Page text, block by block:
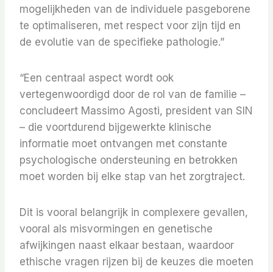
mogelijkheden van de individuele pasgeborene
te optimaliseren, met respect voor zijn tijd en
de evolutie van de specifieke pathologie.”
“Een centraal aspect wordt ook
vertegenwoordigd door de rol van de familie –
concludeert Massimo Agosti, president van SIN
– die voortdurend bijgewerkte klinische
informatie moet ontvangen met constante
psychologische ondersteuning en betrokken
moet worden bij elke stap van het zorgtraject.
Dit is vooral belangrijk in complexere gevallen,
vooral als misvormingen en genetische
afwijkingen naast elkaar bestaan, waardoor
ethische vragen rijzen bij de keuzes die moeten